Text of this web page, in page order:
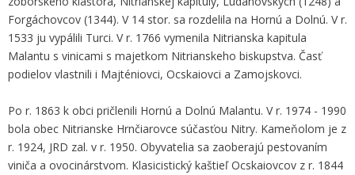
Forgáchovcov (1344). V 14 stor. sa rozdelila na Hornú a Dolnú. V r.
1533 ju vypálili Turci. V r. 1766 vymenila Nitrianska kapitula
Malantu s vinicami s majetkom Nitrianskeho biskupstva. Časť
podielov vlastnili i Majténiovci, Ocskaiovci a Zamojskovci.
Po r. 1863 k obci pričlenili Hornú a Dolnú Malantu. V r. 1974 - 1990
bola obec Nitrianske Hrnčiarovce súčasťou Nitry. Kameňolom je z
r. 1924, JRD zal. v r. 1950. Obyvatelia sa zaoberajú pestovaním
viniča a ovocinárstvom. Klasicistický kaštieľ Ocskaiovcov z r. 1844